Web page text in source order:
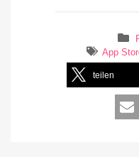
App
teilen